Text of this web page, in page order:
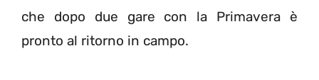
che dopo due gare con la Primavera è
pronto al ritorno in campo.